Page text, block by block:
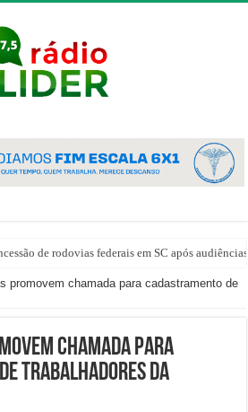
de rodovias federais em SC após audiências
promovem chamada para cadastramento de
chamada para
trabalhadores da